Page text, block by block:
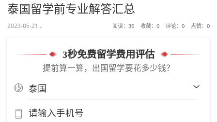
泰国留学前专业解答汇总
2023-05-21... 阅读： 36 收藏： 0 评论： 0 点赞： 0
3秒免费留学费用评估
提前算一算，出国留学要花多少钱？